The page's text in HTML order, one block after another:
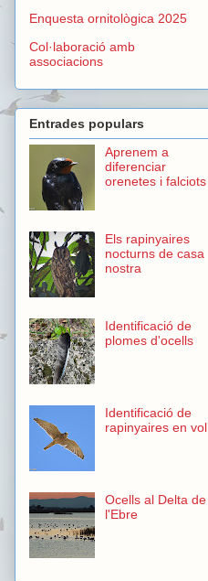
Enquesta ornitològica 2025
Col·laboració amb
associacions
Entrades populars
Aprenem a
diferenciar
orenetes i falciots
Els rapinyaires
nocturns de casa
nostra
Identificació de
plomes d'ocells
Identificació de
rapinyaires en vol
Ocells al Delta de
l'Ebre